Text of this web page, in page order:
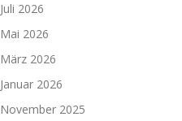
Juli 2026
Mai 2026
März 2026
Januar 2026
November 2025